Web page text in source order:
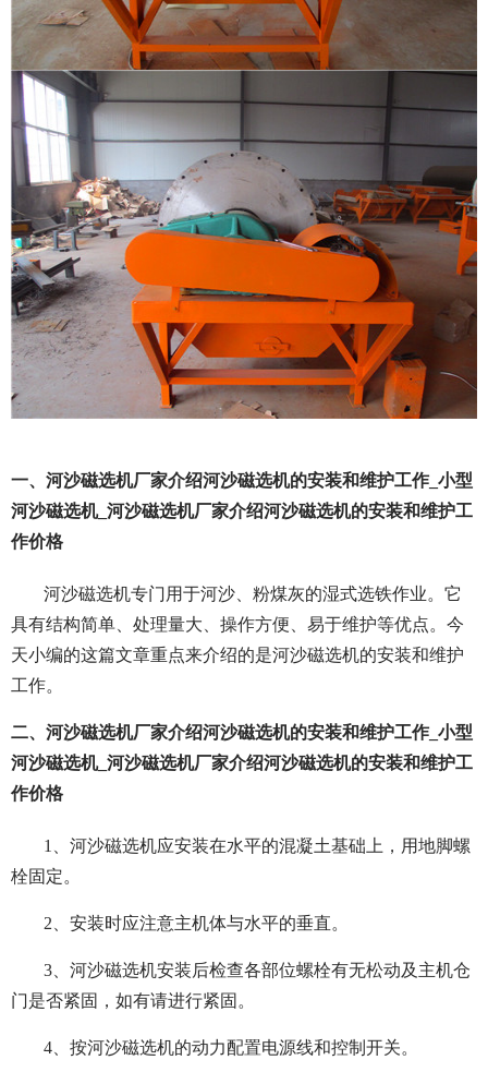
一、河沙磁选机厂家介绍河沙磁选机的安装和维护工作_小型
河沙磁选机_河沙磁选机厂家介绍河沙磁选机的安装和维护工
作价格
河沙磁选机专门用于河沙、粉煤灰的湿式选铁作业。它
具有结构简单、处理量大、操作方便、易于维护等优点。今
天小编的这篇文章重点来介绍的是河沙磁选机的安装和维护
工作。
二、河沙磁选机厂家介绍河沙磁选机的安装和维护工作_小型
河沙磁选机_河沙磁选机厂家介绍河沙磁选机的安装和维护工
作价格
1、河沙磁选机应安装在水平的混凝土基础上，用地脚螺
栓固定。
2、安装时应注意主机体与水平的垂直。
3、河沙磁选机安装后检查各部位螺栓有无松动及主机仓
门是否紧固，如有请进行紧固。
4、按河沙磁选机的动力配置电源线和控制开关。